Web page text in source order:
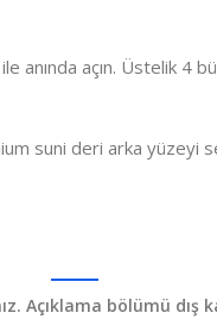
anında açın. Üstelik 4
suni deri arka yüzeyi
Açıklama bölümü